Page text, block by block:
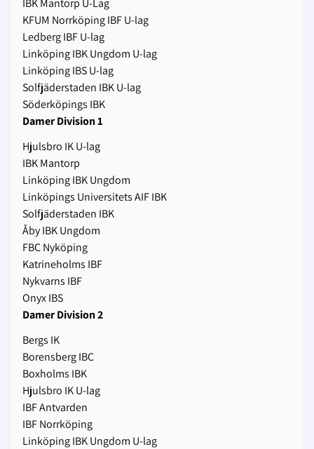
IBK Mantorp U-Lag
KFUM Norrköping IBF U-lag
Ledberg IBF U-lag
Linköping IBK Ungdom U-lag
Linköping IBS U-lag
Solfjäderstaden IBK U-lag
Söderköpings IBK
Damer Division 1
Hjulsbro IK U-lag
IBK Mantorp
Linköping IBK Ungdom
Linköpings Universitets AIF IBK
Solfjäderstaden IBK
Åby IBK Ungdom
FBC Nyköping
Katrineholms IBF
Nykvarns IBF
Onyx IBS
Damer Division 2
Bergs IK
Borensberg IBC
Boxholms IBK
Hjulsbro IK U-lag
IBF Antvarden
IBF Norrköping
Linköping IBK Ungdom U-lag